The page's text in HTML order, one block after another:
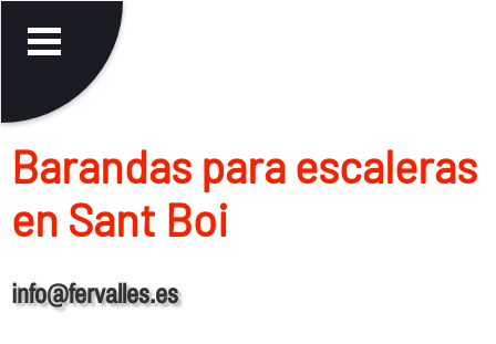
Barandas para escaleras
en Sant Boi
info@fervalles.es